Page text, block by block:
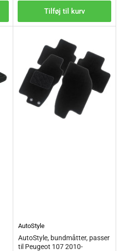
Tilføj til kurv
AutoStyle
AutoStyle, bundmåtter, passer
til Peugeot 107 2010-